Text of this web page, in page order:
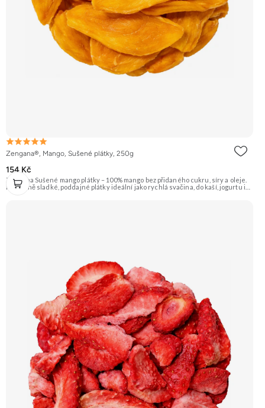
Zengana®, Mango, Sušené plátky, 250g
154 Kč
Zengana Sušené mango plátky – 100% mango bez přidaného cukru, síry a oleje.
Přirozeně sladké, poddajné plátky ideální jako rychlá svačina, do kaší, jogurtu i